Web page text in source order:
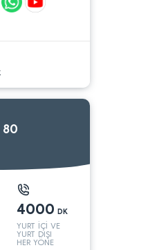
80
4000 DK
YURT İÇİ VE
YURT DIŞI
HER YÖNE